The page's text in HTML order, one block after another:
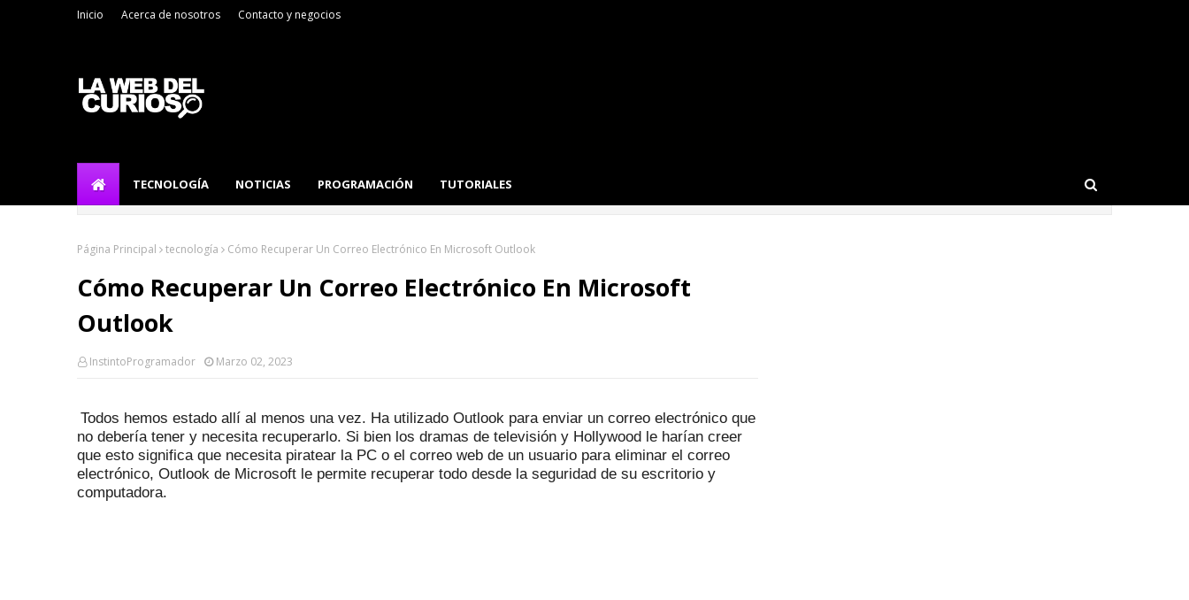
Inicio Acerca de nosotros Contacto y negocios
TECNOLOGÍA NOTICIAS PROGRAMACIÓN TUTORIALES
Página Principal tecnología Cómo Recuperar Un Correo Electrónico En Microsoft Outlook
Cómo Recuperar Un Correo Electrónico En Microsoft
Outlook
InstintoProgramador Marzo 02, 2023
Todos hemos estado allí al menos una vez. Ha utilizado Outlook para enviar un correo electrónico que
no debería tener y necesita recuperarlo. Si bien los dramas de televisión y Hollywood le harían creer
que esto significa que necesita piratear la PC o el correo web de un usuario para eliminar el correo
electrónico, Outlook de Microsoft le permite recuperar todo desde la seguridad de su escritorio y
computadora.